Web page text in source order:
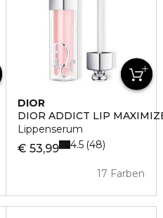
DIOR
DIOR ADDICT LIP
Lippenserum
€ 53,99
17 Farben
4.5 48